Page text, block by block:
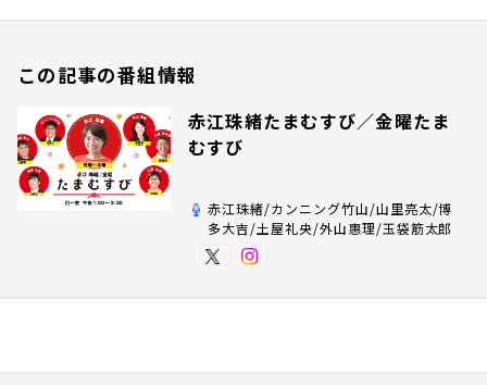
この記事の番組情報
赤江珠緒たまむすび／金曜たま
むすび
赤江珠緒/カンニング竹山/山里亮太/博
多大吉/土屋礼央/外山惠理/玉袋筋太郎